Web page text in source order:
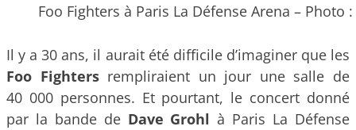
Foo Fighters à Paris La Défense Arena – Photo
Il y a 30 ans, il aurait été difficile d’imaginer que les
Foo Fightersrempliraient un jour une salle de
40 000 personnes. Et pourtant, le concert donné
par la bande de Dave Grohl à Paris La Défense